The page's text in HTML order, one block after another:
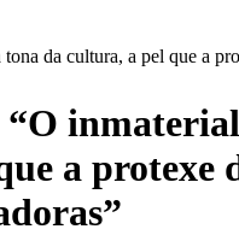
a protexe